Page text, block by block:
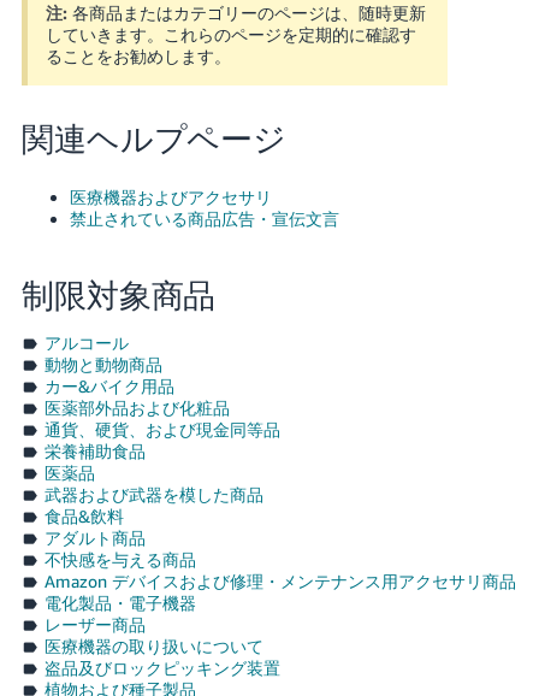
注: 各商品またはカテゴリーのページは、随時更新
していきます。これらのページを定期的に確認す
ることをお勧めします。
関連ヘルプページ
医療機器およびアクセサリ
禁止されている商品広告・宣伝文言
制限対象商品
アルコール
動物と動物商品
カー&バイク用品
医薬部外品および化粧品
通貨、硬貨、および現金同等品
栄養補助食品
医薬品
武器および武器を模した商品
食品&飲料
アダルト商品
不快感を与える商品
Amazon デバイスおよび修理・メンテナンス用アクセサリ商品
電化製品・電子機器
レーザー商品
医療機器の取り扱いについて
盗品及びロックピッキング装置
植物および種子製品